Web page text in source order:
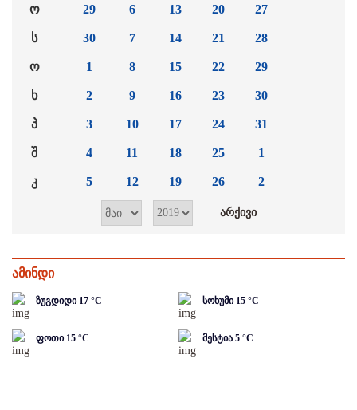
ო
ს
ო
ხ
პ
შ
კ
29
30
1
2
3
4
5
6
7
8
9
10
11
12
13
14
15
16
17
18
19
20
21
22
23
24
25
26
27
28
29
30
31
1
2
ამინდი
ზუგდიდი 17 °C სოხუმი 15 °C
ფოთი 15 °C მესტია 5 °C